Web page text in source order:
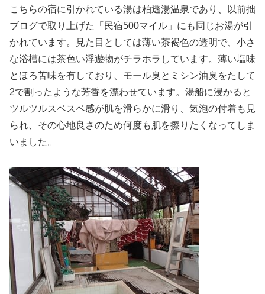
こちらの宿に引かれている湯は柏透湯温泉であり、以前拙
ブログで取り上げた「民宿500マイル」にも同じお湯が引
かれています。見た目としては薄い茶褐色の透明で、小さ
な浴槽には茶色い浮遊物がチラホラしています。薄い塩味
とほろ苦味を有しており、モール臭とミシン油臭をたして
2で割ったような芳香を漂わせています。湯船に浸かると
ツルツルスベスベ感が肌を滑らかに滑り、気泡の付着も見
られ、その心地良さのため何度も肌を擦りたくなってしま
いました。